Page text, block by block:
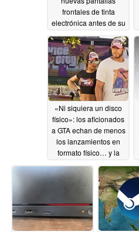
frontales de tinta
electrónica antes de su
07/10/2026
«Ni siquiera un disco
físico»: los aficionados
a GTA echan de menos
los lanzamientos en
formato físico… y la
07/08/2026